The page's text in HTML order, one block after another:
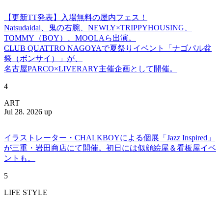
【更新TT発表】入場無料の屋内フェス！
Natsudaidai、鬼の右腕、NEWLY×TRIPPYHOUSING、
TOMMY（BOY）、MOOLAら出演。
CLUB QUATTRO NAGOYAで夏祭りイベント「ナゴパル盆
祭（ボンサイ）」が、
名古屋PARCO×LIVERARY主催企画として開催。
4
ART
Jul 28. 2026 up
イラストレーター・CHALKBOYによる個展「Jazz Inspired」
が三重・岩田商店にて開催。初日には似顔絵屋＆看板屋イベ
ントも。
5
LIFE STYLE